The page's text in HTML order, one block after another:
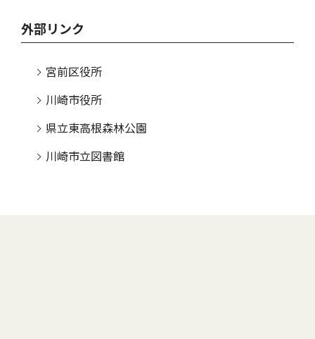
外部リンク
宮前区役所
川崎市役所
県立東高根森林公園
川崎市立図書館